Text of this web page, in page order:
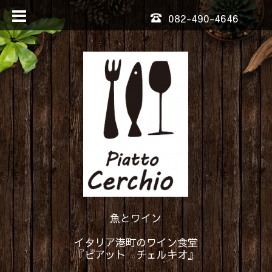
082-490-4646
魚とワイン
イタリア港町のワイン食堂
『ピアット チェルキオ』